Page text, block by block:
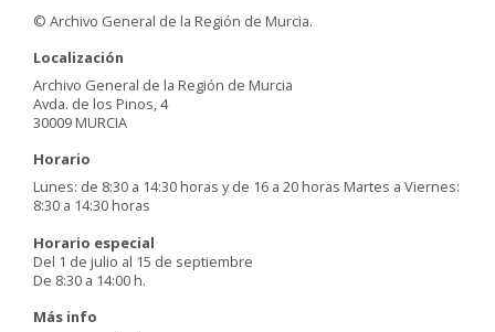
© Archivo General de la Región de Murcia.
Localización
Archivo General de la Región de Murcia
Avda. de los Pinos, 4
30009 MURCIA
Horario
Lunes: de 8:30 a 14:30 horas y de 16 a 20 horas Martes a Viernes:
8:30 a 14:30 horas
Horario especial
Del 1 de julio al 15 de septiembre
De 8:30 a 14:00 h.
Más info